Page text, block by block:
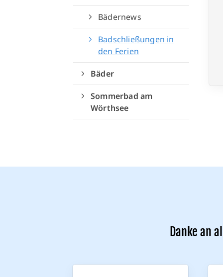
Bädernews
Badschließungen in
den Ferien
Bäder
Sommerbad am
Wörthsee
Danke an